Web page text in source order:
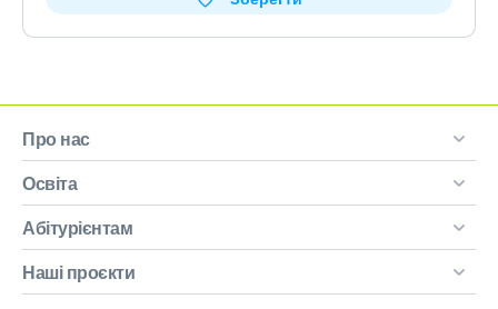
Про нас
Освіта
Абітурієнтам
Наші проєкти